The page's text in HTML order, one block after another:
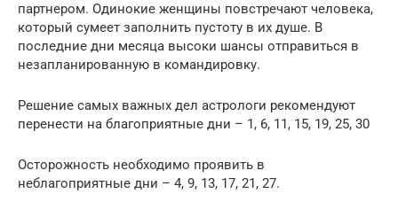
партнером. Одинокие женщины повстречают человека,
который сумеет заполнить пустоту в их душе. В
последние дни месяца высоки шансы отправиться в
незапланированную в командировку.
Решение самых важных дел астрологи рекомендуют
перенести на благоприятные дни – 1, 6, 11, 15, 19, 25, 30
Осторожность необходимо проявить в
неблагоприятные дни – 4, 9, 13, 17, 21, 27.